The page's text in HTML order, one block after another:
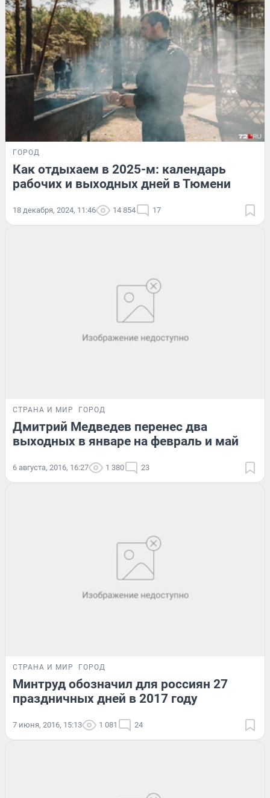
ГОРОД
Как отдыхаем в 2025-м: календарь
рабочих и выходных дней в Тюмени
18 декабря, 2024, 11:46 14 854 17
СТРАНА И МИР ГОРОД
Дмитрий Медведев перенес два
выходных в январе на февраль и май
6 августа, 2016, 16:27 1 380 23
СТРАНА И МИР ГОРОД
Минтруд обозначил для россиян 27
праздничных дней в 2017 году
7 июня, 2016, 15:13 1 081 24